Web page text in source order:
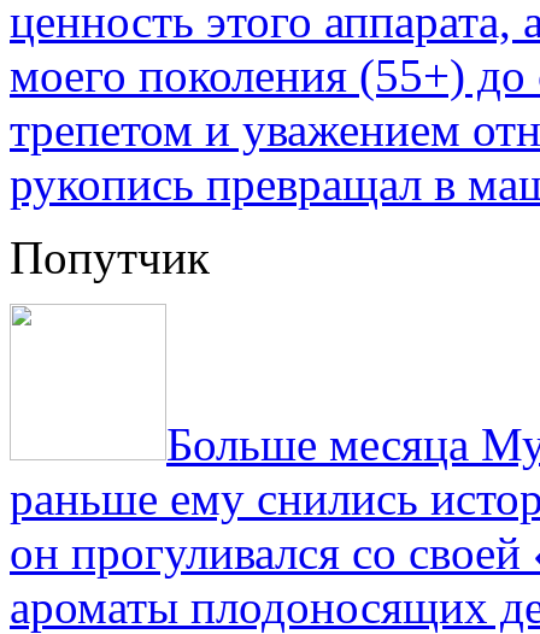
ценность этого
моего поколения (55+) до
трепетом и уважением
рукопись превращал в
Попутчик
Больше месяца
раньше ему снились
он прогуливался со
ароматы плодоносящих